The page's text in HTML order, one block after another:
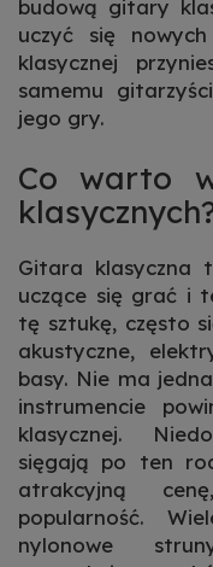
budową gitary
uczyć się
klasycznej
samemu
jego gry.
Co warto
Gitara klasyczna
uczące się grać i
tę sztukę, często
akustyczne,
basy. Nie ma
instrumencie
klasycznej.
sięgają po ten
atrakcyjną
popularność.
nylonowe